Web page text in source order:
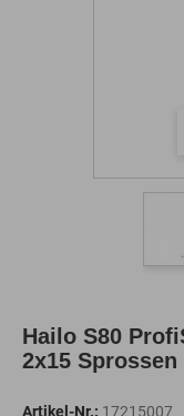
Hailo S80
2x15 Sprossen
Artikel-Nr.: 17215007